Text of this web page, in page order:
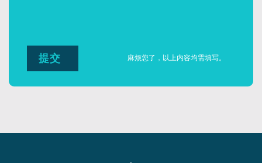
麻烦您了，以上内容均需填写。